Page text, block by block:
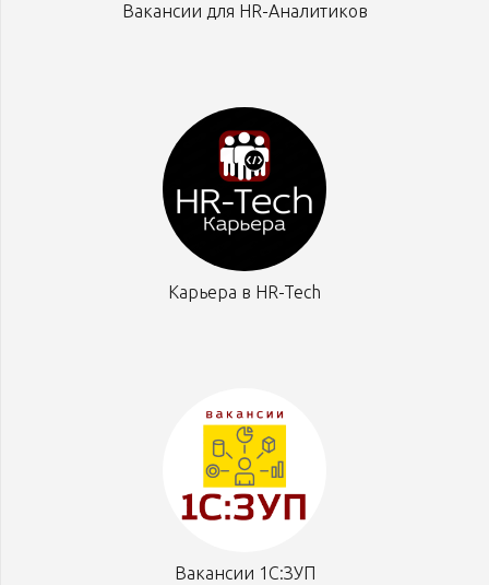
Вакансии для HR-Аналитиков
Карьера в HR-Tech
Вакансии 1С:ЗУП